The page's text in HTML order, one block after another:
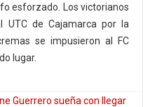
esforzado. Los victorianos
UTC de Cajamarca por la
se impusieron al FC
lugar.
Guerrero sueña con llegar